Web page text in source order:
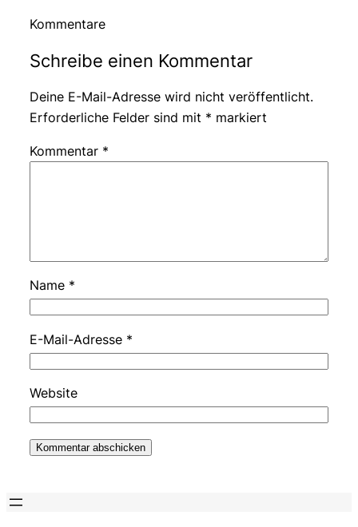
Kommentare
Schreibe einen Kommentar
Deine E-Mail-Adresse wird nicht veröffentlicht.
Erforderliche Felder sind mit * markiert
Kommentar *
Name *
E-Mail-Adresse *
Website